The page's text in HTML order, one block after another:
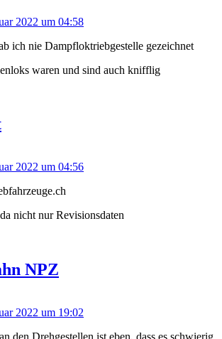
2022 um 04:58
ich nie Dampfloktriebgestelle gezeichnet
waren und sind auch knifflig
2022 um 04:56
nicht nur Revisionsdaten
NPZ
2022 um 19:02